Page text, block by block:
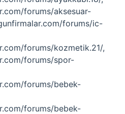
forums/aksesuar-
forums/ic-
forums/kozmetik.21/,
forums/spor-
forums/bebek-
forums/bebek-